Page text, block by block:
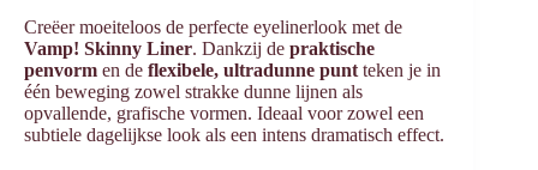
Creëer moeiteloos de perfecte eyelinerlook met de
Vamp! Skinny Liner. Dankzij de praktische
penvorm en de flexibele, ultradunne punt teken je in
één beweging zowel strakke dunne lijnen als
opvallende, grafische vormen. Ideaal voor zowel een
subtiele dagelijkse look als een intens dramatisch effect.